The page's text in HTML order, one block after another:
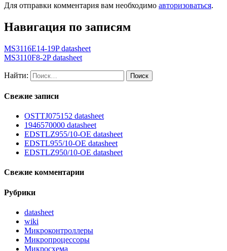
Для отправки комментария вам необходимо авторизоваться.
Навигация по записям
MS3116E14-19P datasheet
MS3110F8-2P datasheet
Найти:
Свежие записи
OSTTJ075152 datasheet
1946570000 datasheet
EDSTLZ955/10-OE datasheet
EDSTL955/10-OE datasheet
EDSTLZ950/10-OE datasheet
Свежие комментарии
Рубрики
datasheet
wiki
Микроконтроллеры
Микропроцессоры
Микросхема